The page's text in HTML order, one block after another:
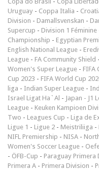
Uruguay - Coppa Italia -
Division - Damallsvenskan -
Supercup - Division 1 Féminine
Championship - Egyptian
English National League -
League - FA Community Shield -
Women's Super League - FIFA
Cup 2023 - FIFA World Cup
liga - Indian Super League -
Israel Ligat Ha`Al - Japan - J1
League - Keuken Kampioen
Two - Leagues Cup - Liga de
Ligue 1 - Ligue 2 - Meistriliiga -
NIFL Premiership - NISA -
Women's Soccer League -
- ÖFB-Cup - Paraguay Primera
Primera A - Primera Division -